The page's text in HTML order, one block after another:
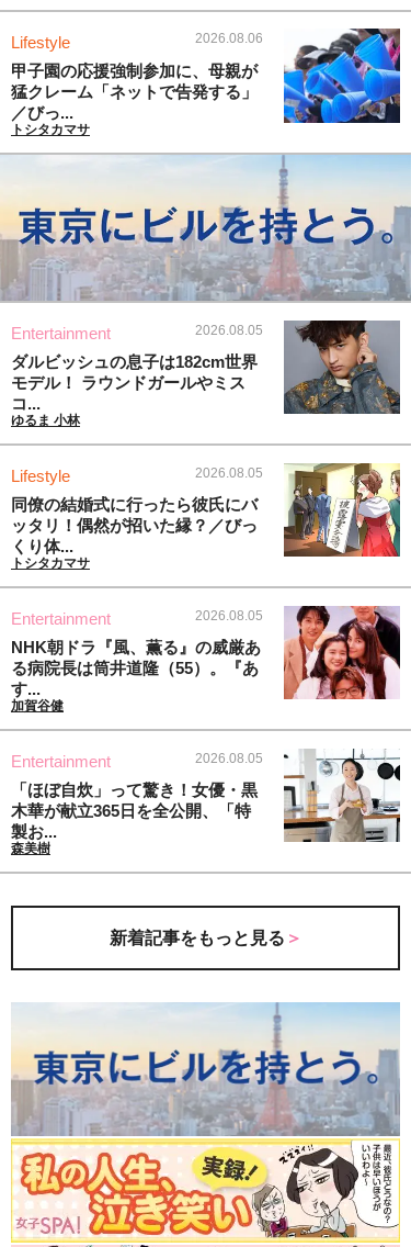
Lifestyle 2026.08.06
甲子園の応援強制参加に、母親が
猛クレーム「ネットで告発する」
／びっ...
トシタカマサ
Entertainment 2026.08.05
ダルビッシュの息子は182cm世界
モデル！ ラウンドガールやミス
コ...
ゆるま 小林
Lifestyle 2026.08.05
同僚の結婚式に行ったら彼氏にバ
ッタリ！偶然が招いた縁？／びっ
くり体...
トシタカマサ
Entertainment 2026.08.05
NHK朝ドラ『風、薫る』の威厳あ
る病院長は筒井道隆（55）。『あ
す...
加賀谷健
Entertainment 2026.08.05
「ほぼ自炊」って驚き！女優・黒
木華が献立365日を全公開、「特
製お...
森美樹
新着記事をもっと見る